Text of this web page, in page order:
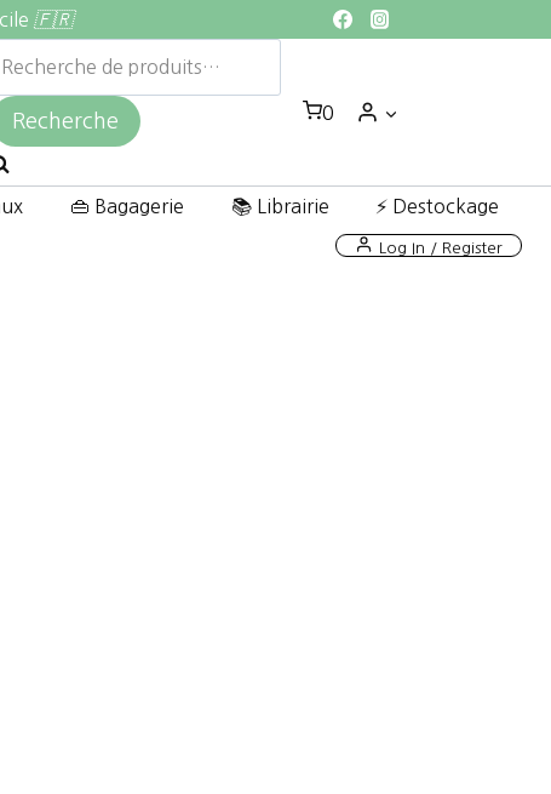
🇫🇷
:
Recherche 0
👜 Bagagerie 📚 Librairie ⚡ Destockage
Log In / Register